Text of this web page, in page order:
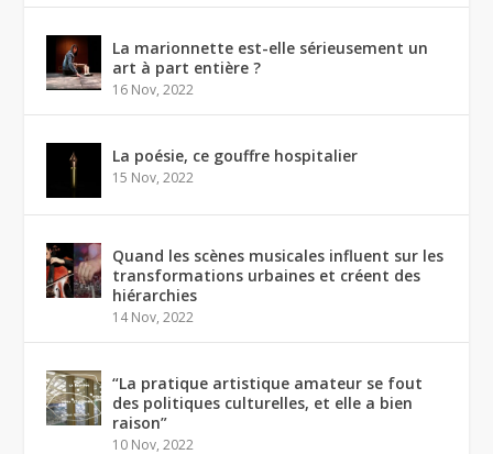
La marionnette est-elle sérieusement un
art à part entière ?
16 Nov, 2022
La poésie, ce gouffre hospitalier
15 Nov, 2022
Quand les scènes musicales influent sur les
transformations urbaines et créent des
hiérarchies
14 Nov, 2022
“La pratique artistique amateur se fout
des politiques culturelles, et elle a bien
raison”
10 Nov, 2022